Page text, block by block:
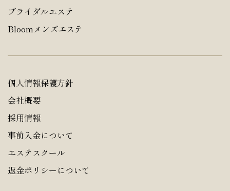
ブライダルエステ
Bloomメンズエステ
個人情報保護方針
会社概要
採用情報
事前入金について
エステスクール
返金ポリシーについて